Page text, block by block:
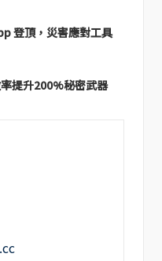
登頂，災害應對工具
提升200%秘密武器